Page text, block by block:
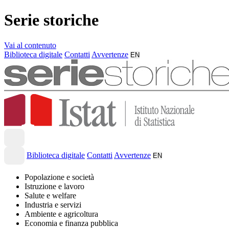
Serie storiche
Vai al contenuto
Biblioteca digitale Contatti Avvertenze EN
Biblioteca digitale Contatti Avvertenze EN
Popolazione e società
Istruzione e lavoro
Salute e welfare
Industria e servizi
Ambiente e agricoltura
Economia e finanza pubblica